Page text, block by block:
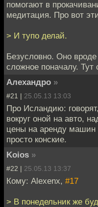
помогают в
медитация. Про вот
> И тупо делай.
Безусловно. Оно
сложное поначалу. Тут
Алехандро »
#21 | 25.05.13 13:03
Про Исландию:
вокруг оной на авто,
цены на аренду
просто конские.
Koios »
#22 | 25.05.13 13:37
Кому: Alexenx, #17
> В понедельник же